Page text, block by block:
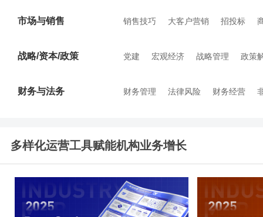
市场与销售
战略/资本/政策
财务与法务
销售技巧 大客户营销 招投标
党建 宏观经济 战略管理 政策
财务管理 法律风险 财务经营
多样化运营工具赋能机构业务增长